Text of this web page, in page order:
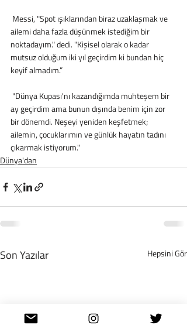
ailemi daha fazla düşünmek istediğim bir
noktadayım." dedi. "Kişisel olarak o kadar
mutsuz olduğum iki yıl geçirdim ki bundan hiç
keyif almadım.”
ay geçirdim ama bunun dışında benim için zor
bir dönemdi. Neşeyi yeniden keşfetmek;
ailemin, çocuklarımın ve günlük hayatın tadını
çıkarmak istiyorum."
Dünya'dan
Son Yazılar Hepsini Gör